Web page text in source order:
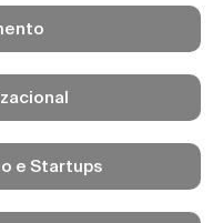
e Startups